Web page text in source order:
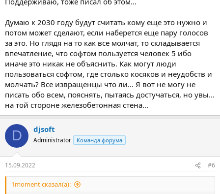
Думаю к 2030 году будут считать кому еще это нужно и
потом может сделают, если наберется еще пару голосов
за это. Но глядя на то как все молчат, то складывается
впечатление, что софтом пользуется человек 5 ибо
иначе это никак не объяснить. Как могут люди
пользоваться софтом, где столько косяков и неудобств и
молчать? Все извращенцы что ли... Я вот не могу не
писать обо всем, пояснять, пытаясь достучаться, но увы...
на той стороне железобетонная стена...
D djsoft
Administrator Команда форума
15.09.2022 #6
1moment сказал(а):